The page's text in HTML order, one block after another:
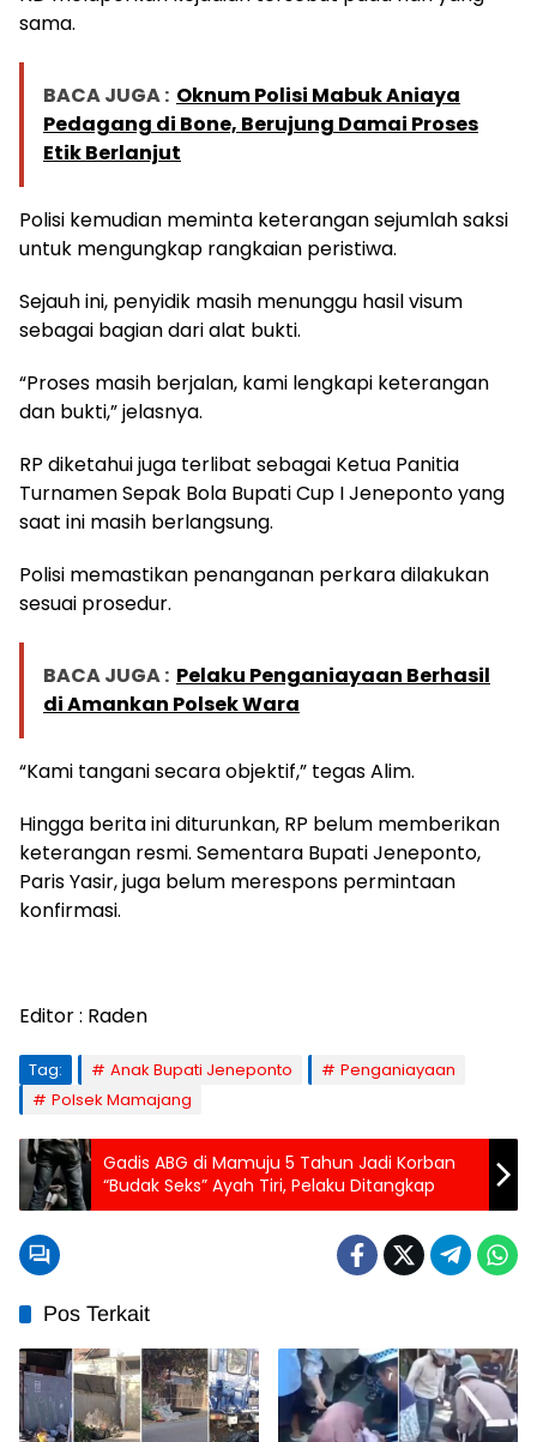
sama.
BACA JUGA : Oknum Polisi Mabuk Aniaya
Pedagang di Bone, Berujung Damai Proses
Etik Berlanjut
Polisi kemudian meminta keterangan sejumlah saksi
untuk mengungkap rangkaian peristiwa.
Sejauh ini, penyidik masih menunggu hasil visum
sebagai bagian dari alat bukti.
“Proses masih berjalan, kami lengkapi keterangan
dan bukti,” jelasnya.
RP diketahui juga terlibat sebagai Ketua Panitia
Turnamen Sepak Bola Bupati Cup I Jeneponto yang
saat ini masih berlangsung.
Polisi memastikan penanganan perkara dilakukan
sesuai prosedur.
BACA JUGA : Pelaku Penganiayaan Berhasil
di Amankan Polsek Wara
“Kami tangani secara objektif,” tegas Alim.
Hingga berita ini diturunkan, RP belum memberikan
keterangan resmi. Sementara Bupati Jeneponto,
Paris Yasir, juga belum merespons permintaan
konfirmasi.
Editor : Raden
Tag: Anak Bupati Jeneponto
Penganiayaan
Polsek Mamajang
Gadis ABG di Mamuju 5 Tahun Jadi Korban
“Budak Seks” Ayah Tiri, Pelaku Ditangkap
Pos Terkait